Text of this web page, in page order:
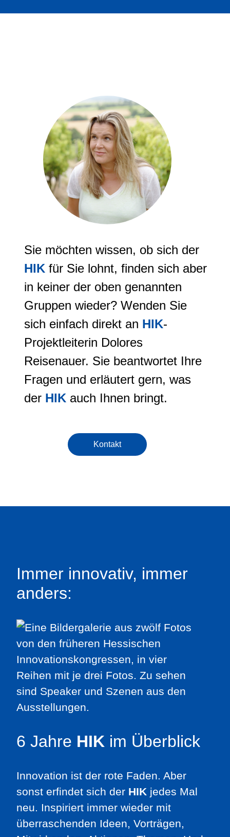
Sie möchten wissen, ob sich der
HIK für Sie lohnt, finden sich aber
in keiner der oben genannten
Gruppen wieder? Wenden Sie
sich einfach direkt an HIK-
Projektleiterin Dolores
Reisenauer. Sie beantwortet Ihre
Fragen und erläutert gern, was
der HIK auch Ihnen bringt.
Kontakt
Immer innovativ, immer
anders:
6 Jahre HIK im Überblick
Innovation ist der rote Faden. Aber
sonst erfindet sich der HIK jedes Mal
neu. Inspiriert immer wieder mit
überraschenden Ideen, Vorträgen,